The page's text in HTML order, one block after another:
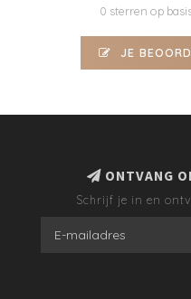
0 sterren op
JE
ONTVANG
Schrijf je in en